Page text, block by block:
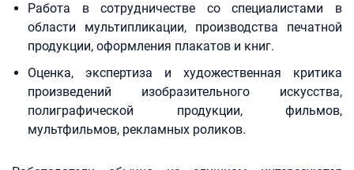
Работа в сотрудничестве со специалистами в
области мультипликации, производства печатной
продукции, оформления плакатов и книг.
Оценка, экспертиза и художественная критика
произведений изобразительного искусства,
полиграфической продукции, фильмов,
мультфильмов, рекламных роликов.